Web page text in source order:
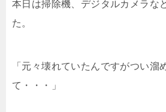
本日は掃除機、デジタルカメラな
た。
「元々壊れていたんですがつい溜
て・・・」